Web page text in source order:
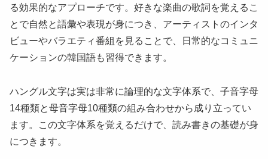
る効果的なアプローチです。好きな楽曲の歌詞を覚えるこ
とで自然と語彙や表現が身につき、アーティストのインタ
ビューやバラエティ番組を見ることで、日常的なコミュニ
ケーションの韓国語も習得できます。
ハングル文字は実は非常に論理的な文字体系で、子音字母
14種類と母音字母10種類の組み合わせから成り立ってい
ます。この文字体系を覚えるだけで、読み書きの基礎が身
につきます。